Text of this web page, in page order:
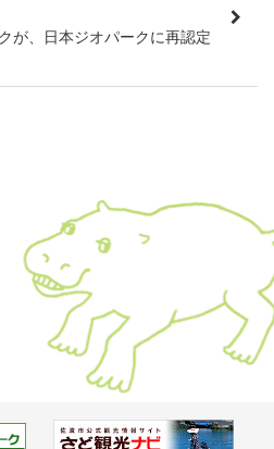
が、日本ジオパークに再認定